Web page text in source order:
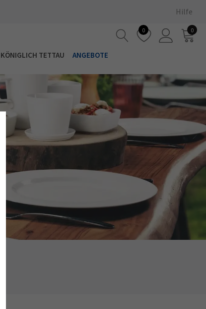
Hilfe
KÖNIGLICH TETTAU ANGEBOTE
0 0